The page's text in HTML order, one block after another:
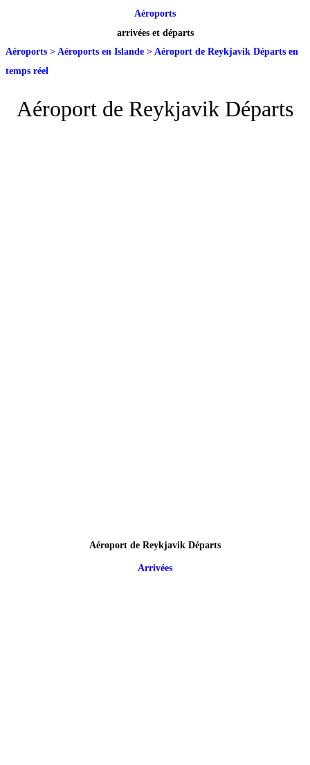
Aéroports
arrivées et départs
Aéroports > Aéroports en Islande > Aéroport de Reykjavik Départs en
temps réel
Aéroport de Reykjavik Départs
Aéroport de Reykjavik Départs
Arrivées